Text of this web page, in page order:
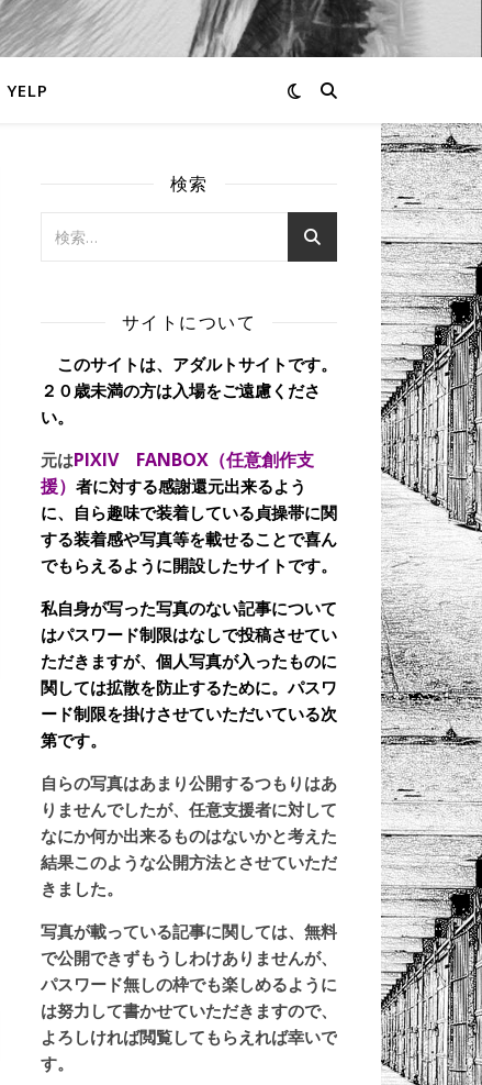
YELP
検索
サイトについて
このサイトは、アダルトサイトです。
２０歳未満の方は入場をご遠慮くださ
い。
元はPIXIV FANBOX（任意創作支
援） 者に対する感謝還元出来るよう
に、自ら趣味で装着している貞操帯に関
する装着感や写真等を載せることで喜ん
でもらえるように開設したサイトです。
私自身が写った写真のない記事について
はパスワード制限はなしで投稿させてい
ただきますが、個人写真が入ったものに
関しては拡散を防止するために。パスワ
ード制限を掛けさせていただいている次
第です。
自らの写真はあまり公開するつもりはあ
りませんでしたが、任意支援者に対して
なにか何か出来るものはないかと考えた
結果このような公開方法とさせていただ
きました。
写真が載っている記事に関しては、無料
で公開できずもうしわけありませんが、
パスワード無しの枠でも楽しめるように
は努力して書かせていただきますので、
よろしければ閲覧してもらえれば幸いで
す。